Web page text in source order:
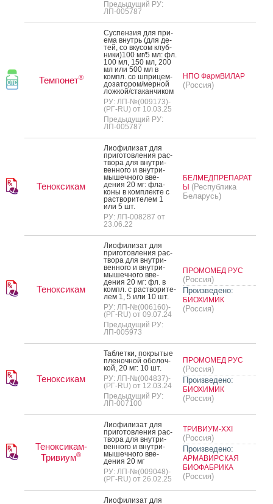
Предыдущий РУ:
ЛП-005787
Темпонет®
Сус­пензия для при­
ема внутрь (для де­
тей, со вку­сом клуб­
ни­ки)100 мг/5 мл: фл.
100 мл, 150 мл, 200
мл или 500 мл в
компл. со шпри­цем-
до­зато­ром/мер­ной
лож­кой/ста­кан­чи­ком
РУ: ЛП-№(009173)-
(РГ-RU) от 10.03.25
Предыдущий РУ:
ЛП-005787
НПО ФармВИЛАР
(Россия)
Теноксикам
Ли­офи­лизат для
при­готов­ле­ния рас­
тво­ра для внут­ри­
вен­но­го и внут­ри­
мышеч­но­го вве­
дения 20 мг: фла­
коны в ком­плек­те с
рас­тво­рите­лем 1
или 5 шт.
РУ: ЛП-008287 от
23.06.22
БЕЛМЕДПРЕПАРАТ
Ы (Республика
Беларусь)
Теноксикам
Ли­офи­лизат для
при­готов­ле­ния рас­
тво­ра для внут­ри­
вен­но­го и внут­ри­
мышеч­но­го вве­
дения 20 мг: фл. в
компл. с рас­тво­рите­
лем 1, 5 или 10 шт.
РУ: ЛП-№(006160)-
(РГ-RU) от 09.07.24
Предыдущий РУ:
ЛП-005973
ПРОМОМЕД РУС
(Россия)
Произведено:
БИОХИМИК
(Россия)
Теноксикам
Таб­летки, пок­ры­тые
пле­ноч­ной обо­лоч­
кой, 20 мг: 10 шт.
РУ: ЛП-№(004837)-
(РГ-RU) от 12.03.24
Предыдущий РУ:
ЛП-007100
ПРОМОМЕД РУС
(Россия)
Произведено:
БИОХИМИК
(Россия)
Теноксикам-
Тривиум®
Ли­офи­лизат для
при­готов­ле­ния рас­
тво­ра для внут­ри­
вен­но­го и внут­ри­
мышеч­но­го вве­
дения 20 мг
РУ: ЛП-№(009048)-
(РГ-RU) от 26.02.25
ТРИВИУМ-XXI
(Россия)
Произведено:
АРМАВИРСКАЯ
БИОФАБРИКА
(Россия)
Ли­офи­лизат для